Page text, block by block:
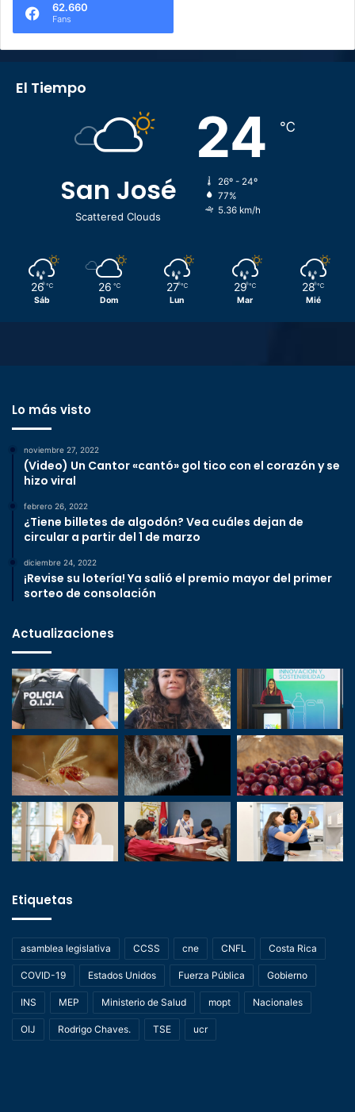
62.660
Fans
El Tiempo
San José
Scattered Clouds
24 ℃
26º - 24º
77%
5.36 km/h
26 ℃
Sáb
26 ℃
Dom
27 ℃
Lun
29 ℃
Mar
28 ℃
Mié
Lo más visto
noviembre 27, 2022
(Video) Un Cantor «cantó» gol tico con el corazón y se
hizo viral
febrero 26, 2022
¿Tiene billetes de algodón? Vea cuáles dejan de
circular a partir del 1 de marzo
diciembre 24, 2022
¡Revise su lotería! Ya salió el premio mayor del primer
sorteo de consolación
Actualizaciones
Etiquetas
asamblea legislativa CCSS cne CNFL Costa Rica
COVID-19 Estados Unidos Fuerza Pública Gobierno
INS MEP Ministerio de Salud mopt Nacionales
OIJ Rodrigo Chaves. TSE ucr